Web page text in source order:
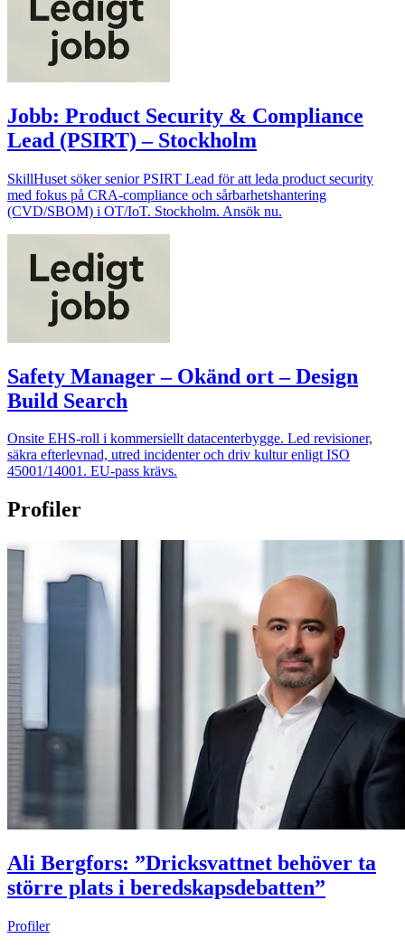
Jobb: Product Security & Compliance
Lead (PSIRT) – Stockholm
SkillHuset söker senior PSIRT Lead för att leda product security
med fokus på CRA‑compliance och sårbarhetshantering
(CVD/SBOM) i OT/IoT. Stockholm. Ansök nu.
Safety Manager – Okänd ort – Design
Build Search
Onsite EHS-roll i kommersiellt datacenterbygge. Led revisioner,
säkra efterlevnad, utred incidenter och driv kultur enligt ISO
45001/14001. EU-pass krävs.
Profiler
Ali Bergfors: ”Dricksvattnet behöver ta
större plats i beredskapsdebatten”
Profiler